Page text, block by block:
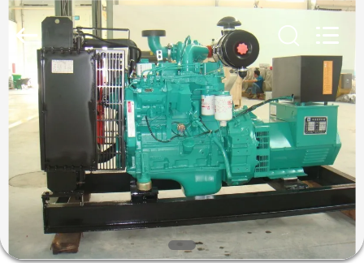
MAISON
PRODUITS
AU
SUJET
DE
Shenzhen
Genor
Power
Equipment
Rights
Reserved.